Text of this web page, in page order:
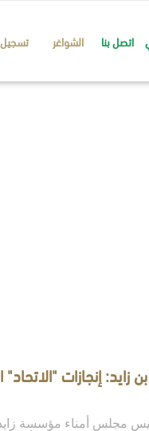
اتصل بنا الشواغر
زايد: إنجازات
مجلس أمناء مؤسسة